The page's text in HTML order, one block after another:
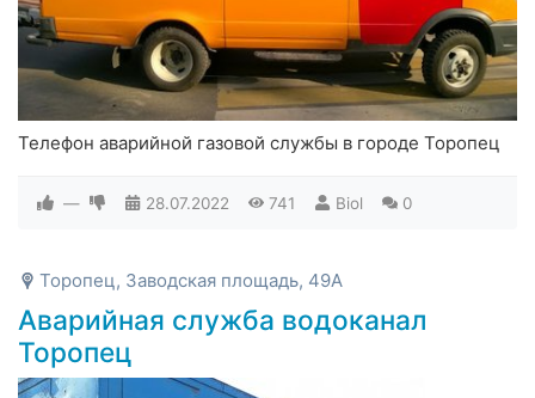
Телефон аварийной газовой службы в городе Торопец
— 28.07.2022 741 Biol 0
Торопец, Заводская площадь, 49А
Аварийная служба водоканал
Торопец